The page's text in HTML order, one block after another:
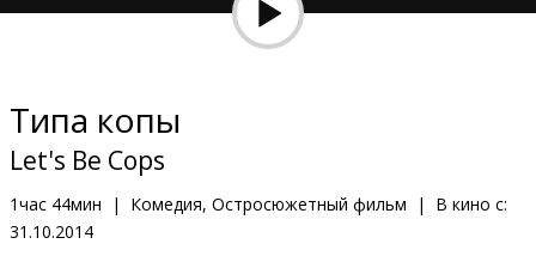
Клуб
Типа копы
Let's Be Cops
1час 44мин | Комедия, Остросюжетный фильм |
В кино с:
31.10.2014